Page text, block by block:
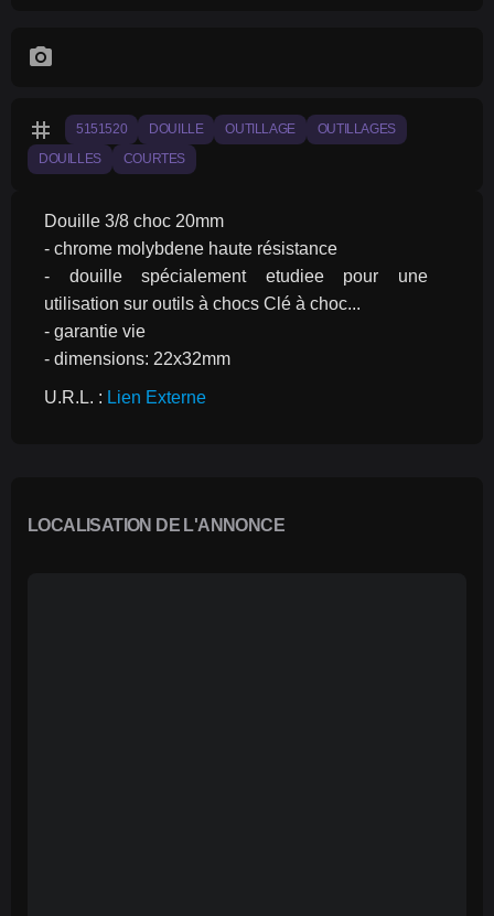
photo_camera
tag 5151520 DOUILLE OUTILLAGE OUTILLAGES
DOUILLES COURTES
Douille 3/8 choc 20mm
- chrome molybdene haute résistance
- douille spécialement etudiee pour une
utilisation sur outils à chocs Clé à choc...
- garantie vie
- dimensions: 22x32mm
U.R.L. : Lien Externe
LOCALISATION DE L'ANNONCE